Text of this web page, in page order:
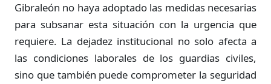
Gibraleón no haya adoptado las medidas necesarias
para subsanar esta situación con la urgencia que
requiere. La dejadez institucional no solo afecta a
las condiciones laborales de los guardias civiles,
sino que también puede comprometer la seguridad